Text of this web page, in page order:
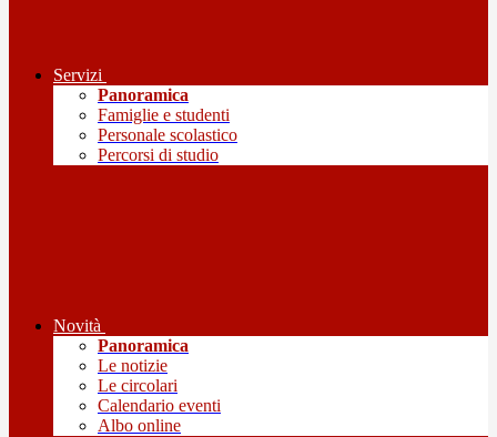
Servizi
Panoramica
Famiglie e studenti
Personale scolastico
Percorsi di studio
Novità
Panoramica
Le notizie
Le circolari
Calendario eventi
Albo online